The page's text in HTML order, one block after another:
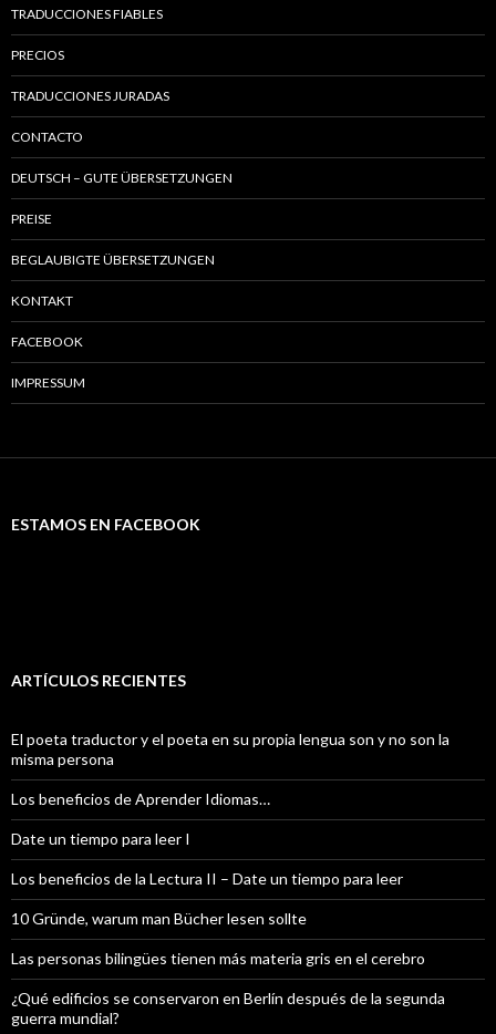
TRADUCCIONES FIABLES
PRECIOS
TRADUCCIONES JURADAS
CONTACTO
DEUTSCH – GUTE ÜBERSETZUNGEN
PREISE
BEGLAUBIGTE ÜBERSETZUNGEN
KONTAKT
FACEBOOK
IMPRESSUM
ESTAMOS EN FACEBOOK
ARTÍCULOS RECIENTES
El poeta traductor y el poeta en su propia lengua son y no son la
misma persona
Los beneficios de Aprender Idiomas…
Date un tiempo para leer I
Los beneficios de la Lectura II – Date un tiempo para leer
10 Gründe, warum man Bücher lesen sollte
Las personas bilingües tienen más materia gris en el cerebro
¿Qué edificios se conservaron en Berlín después de la segunda
guerra mundial?